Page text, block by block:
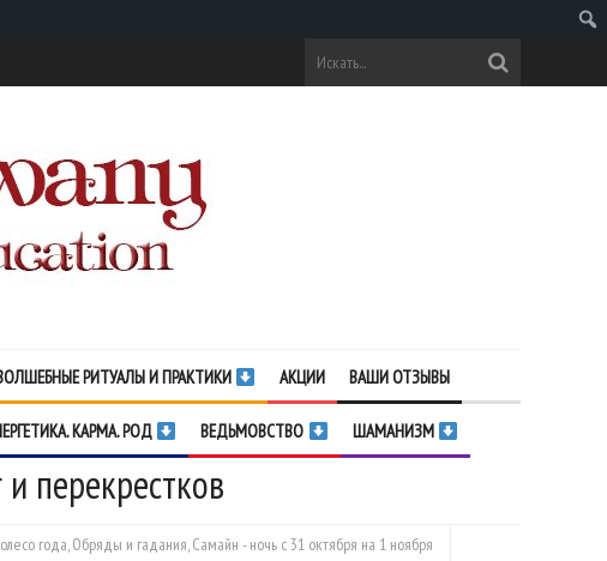
РИТУАЛЫ И ПРАКТИКИ АКЦИИ ВАШИ ОТЗЫВЫ
КАРМА. РОД ВЕДЬМОВСТВО ШАМАНИЗМ
перекрестков
года,Обряды и гадания,Самайн - ночь с 31 октября на 1 ноября